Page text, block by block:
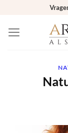
inhoud